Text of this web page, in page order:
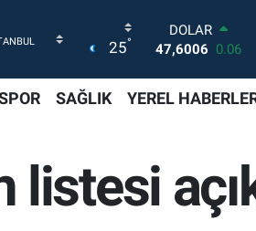
25°
DOLAR
47,6006 0.06
STERLİN
6500.87
0.12
BİST100
13.799 70
BITCOIN
SAĞLIK YEREL